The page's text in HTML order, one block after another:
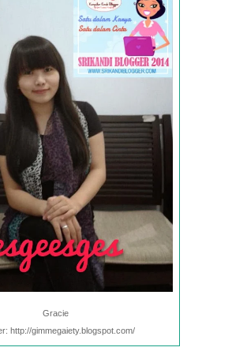
Gracie
http://gimmegaiety.blogspot.com/